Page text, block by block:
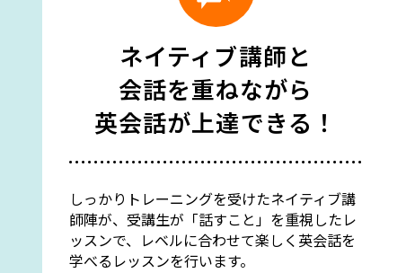
ネイティブ講師と
会話を重ねながら
英会話が上達できる！
しっかりトレーニングを受けたネイティブ講
師陣が、受講生が「話すこと」を重視したレ
ッスンで、レベルに合わせて楽しく英会話を
学べるレッスンを行います。